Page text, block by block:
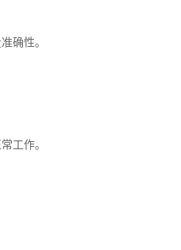
确性。
工作。